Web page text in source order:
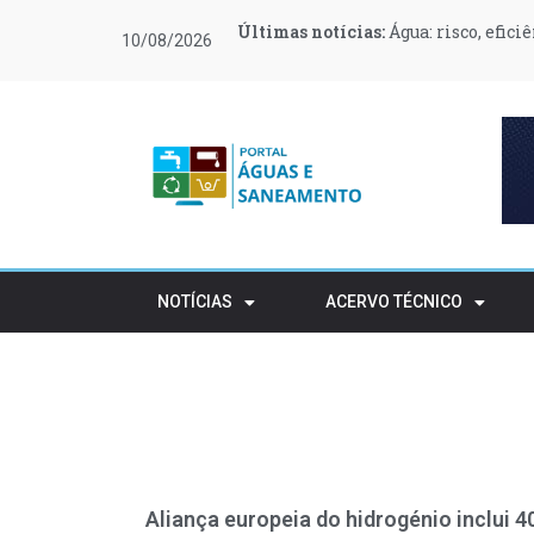
10/08/2026 Últimas notícias:Água: risco,
Últimas notícias:O Governo
Últimas notícias:O que muda no
Últimas notícias:Moeve e
apoiar 400 famílias
Últimas notícias:Novas regras
Últimas notícias:Retalho e
NOTÍCIAS ACERVO TÉCNICO
Aliança europeia do hidrogénio inclui